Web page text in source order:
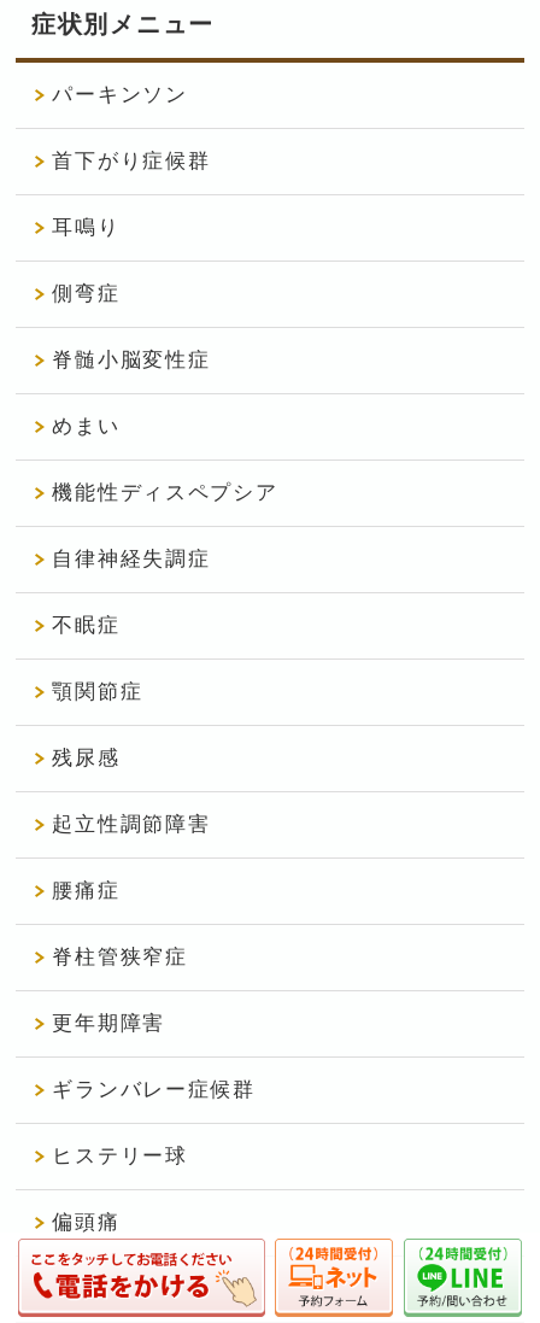
症状別メニュー
パーキンソン
首下がり症候群
耳鳴り
側弯症
脊髄小脳変性症
めまい
機能性ディスペプシア
自律神経失調症
不眠症
顎関節症
残尿感
起立性調節障害
腰痛症
脊柱管狭窄症
更年期障害
ギランバレー症候群
ヒステリー球
偏頭痛
パニック障害